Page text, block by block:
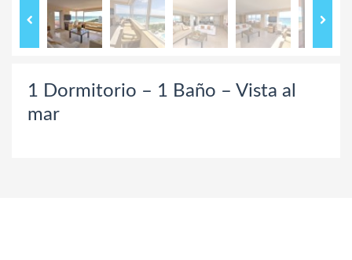
1 Dormitorio – 1 Baño – Vista al
mar